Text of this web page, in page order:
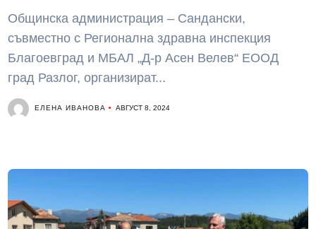
Общинска администрация – Сандански,
съвместно с Регионална здравна инспекция
Благоевград и МБАЛ „Д-р Асен Велев“ ЕООД
град Разлог, организират...
ЕЛЕНА ИВАНОВА АВГУСТ 8, 2024